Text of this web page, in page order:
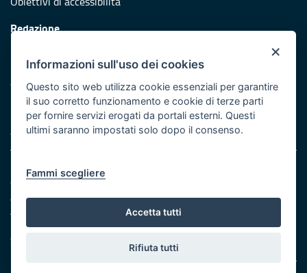
Redazione
Protezione civile
Vai al sito di Protezione Civile Puglia
Iniziativa finanziata con risorse del POR Puglia 2014/2020 -
Asse XI
Note legali
Cookie e privacy
Amministrazione trasparente
Atti di notifica
Feed RSS
Servizi Intranet
×
Informazioni sull'uso dei cookies
Questo sito web utilizza cookie essenziali per garantire
il suo corretto funzionamento e cookie di terze parti
per fornire servizi erogati da portali esterni. Questi
ultimi saranno impostati solo dopo il consenso.
Fammi scegliere
Accetta tutti
Rifiuta tutti